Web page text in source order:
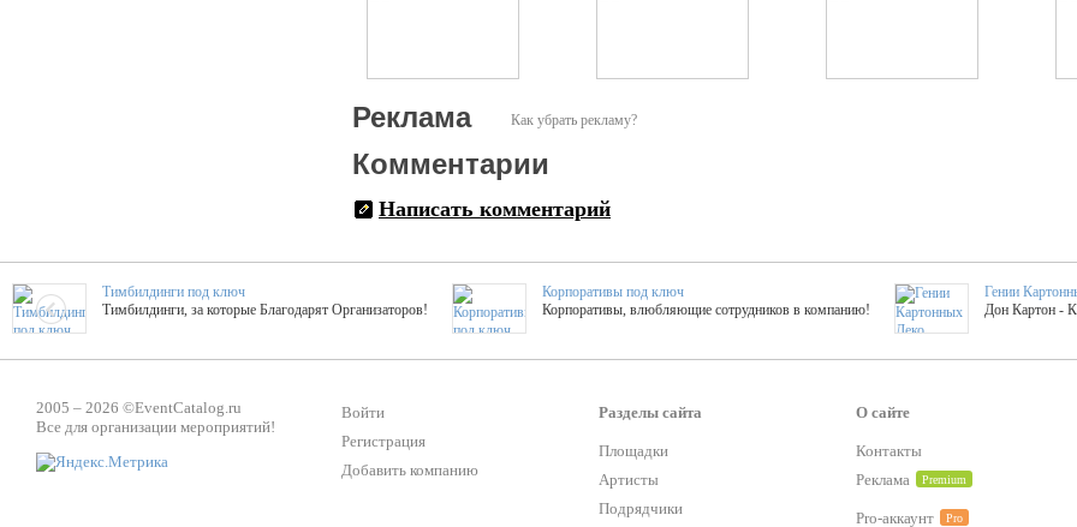
Как убрать рекламу?
Реклама
Комментарии
Написать комментарий
Тимбилдинги под ключ
Тимбилдинги, за которые Благодарят Организаторов!
Корпоративы под ключ
Корпоративы, влюбляющие сотрудников в компанию!
Гении
Дон Картон -
ТОПовые мастер-классы на мероприятие! Гибкие цены!
ShowTex - Декор и Ди
Мастер-классы
ТОП 25 активностей! Смета за 15 минут!
Букинг компания №1
Оперативная информация о
2005 – 2026 ©EventCatalog.ru
Все для организации мероприятий!
Войти
Регистрация
Добавить компанию
Разделы сайта
Площадки
Артисты
Подрядчики
О сайте
Контакты
Реклама
Premium
Pro-аккаунт Pro